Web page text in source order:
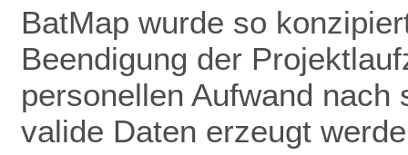
BatMap wurde so
Beendigung der
personellen Aufwand
valide Daten erzeugt